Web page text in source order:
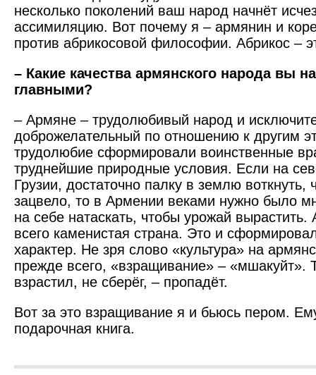
несколько поколений ваш народ начнёт
ассимиляцию. Вот почему я – армянин и
против абрикосовой философии. Абрикос –
– Какие качества армянского народа вы
главными?
– Армяне – трудолюбивый народ и
доброжелательный по отношению к другим
трудолюбие сформировали воинственные
труднейшие природные условия. Если на
Грузии, достаточно палку в землю воткнуть,
зацвело, то в Армении веками нужно было
на себе натаскать, чтобы урожай
всего каменистая страна. Это и
характер. Не зря слово «культура» на
прежде всего, «взращивание» – «мшакуйт».
взрастил, не сберёг, – пропадёт.
Вот за это взращивание я и бьюсь пером.
подарочная книга.